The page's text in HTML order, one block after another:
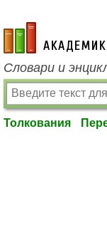
academic.ru
Словари и
Толкования